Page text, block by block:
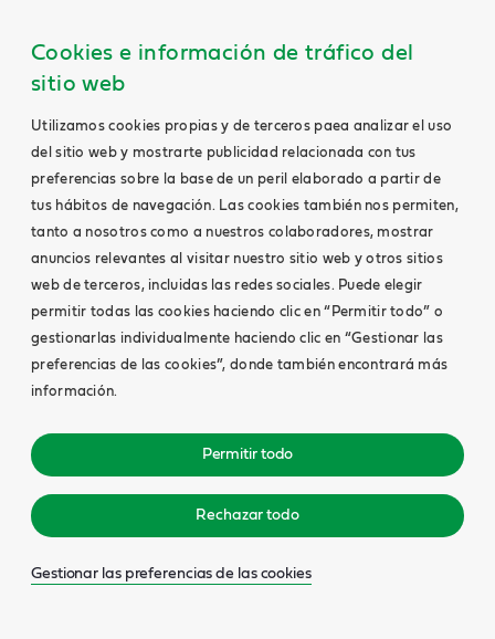
Cookies e información de tráfico del
sitio web
Utilizamos cookies propias y de terceros paea analizar el uso
del sitio web y mostrarte publicidad relacionada con tus
preferencias sobre la base de un peril elaborado a partir de
tus hábitos de navegación. Las cookies también nos permiten,
tanto a nosotros como a nuestros colaboradores, mostrar
anuncios relevantes al visitar nuestro sitio web y otros sitios
web de terceros, incluidas las redes sociales. Puede elegir
permitir todas las cookies haciendo clic en “Permitir todo” o
gestionarlas individualmente haciendo clic en “Gestionar las
preferencias de las cookies”, donde también encontrará más
información.
Permitir todo
Rechazar todo
Gestionar las preferencias de las cookies